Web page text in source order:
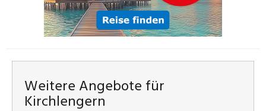
Weitere Angebote für
Kirchlengern